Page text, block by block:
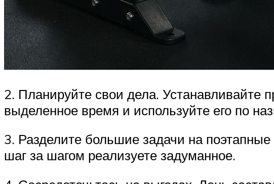
2. Планируйте свои дела. Устанавливайте
выделенное время и используйте его по
3. Разделите большие задачи на
шаг за шагом реализуете задуманное.